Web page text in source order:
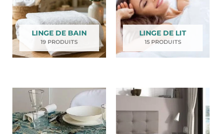
LINGE DE BAIN
19 PRODUITS
LINGE DE LIT
15 PRODUITS